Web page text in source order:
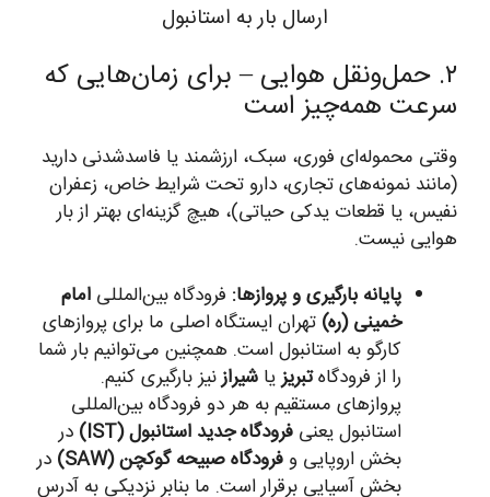
ارسال بار به استانبول
۲. حمل‌ونقل هوایی – برای زمان‌هایی که
سرعت همه‌چیز است
وقتی محموله‌ای فوری، سبک، ارزشمند یا فاسدشدنی دارید
(مانند نمونه‌های تجاری، دارو تحت شرایط خاص، زعفران
نفیس، یا قطعات یدکی حیاتی)، هیچ گزینه‌ای بهتر از بار
هوایی نیست.
پایانه بارگیری و پروازها: فرودگاه بین‌المللی امام
خمینی (ره) تهران ایستگاه اصلی ما برای پروازهای
کارگو به استانبول است. همچنین می‌توانیم بار شما
را از فرودگاهتبریزیا شیرازنیز بارگیری کنیم.
پروازهای مستقیم به هر دو فرودگاه بین‌المللی
استانبول یعنی فرودگاه جدید استانبول (IST)
در
بخش اروپایی وفرودگاه صبیحه گوکچن (SAW)
در
بخش آسیایی برقرار است. ما بنابر نزدیکی به آدرس